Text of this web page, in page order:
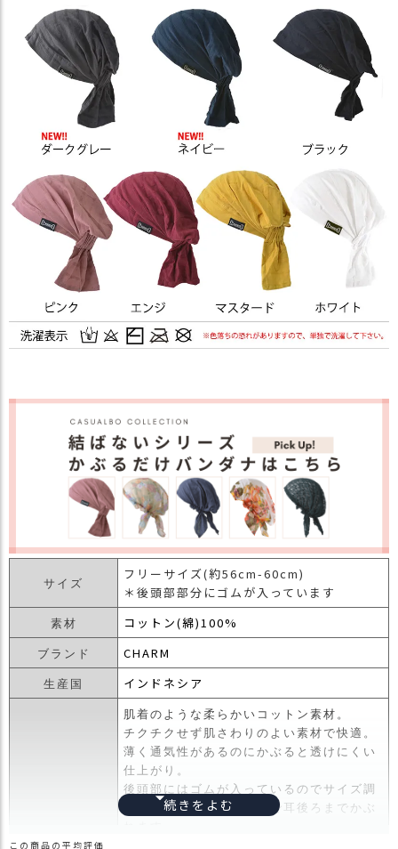
サイズ
フリーサイズ(約56cm-60cm)
＊後頭部部分にゴムが入っています
素材 コットン(綿)100%
ブランド CHARM
生産国 インドネシア
肌着のような柔らかいコットン素材。
チクチクせず肌さわりのよい素材で快適。
薄く通気性があるのにかぶると透けにくい
仕上がり。
後頭部にはゴムが入っているのでサイズ調
整しやすく高さもあるので耳後ろまでかぶ